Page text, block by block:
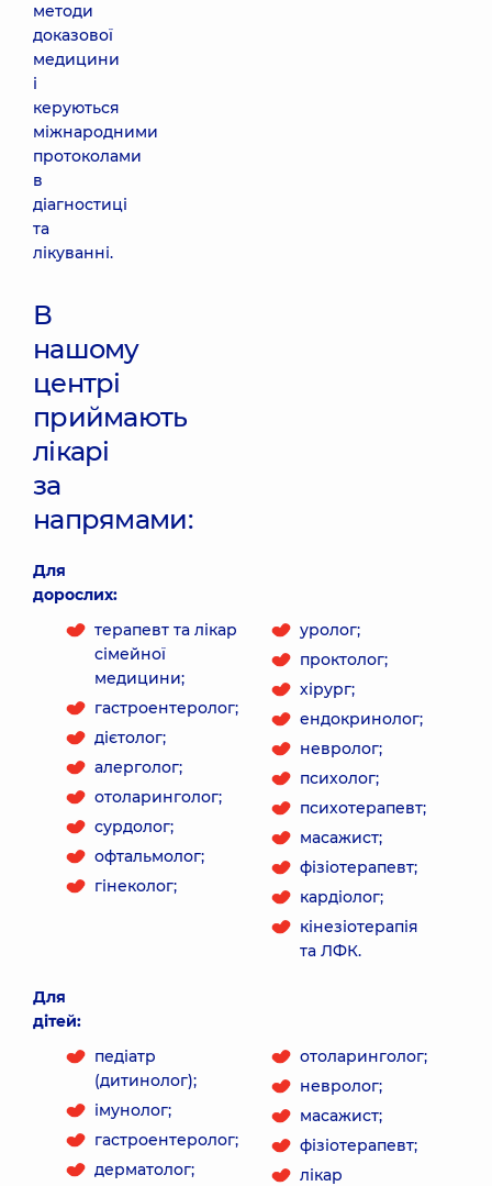
методи
доказової
медицини
і
керуються
міжнародними
протоколами
в
діагностиці
та
лікуванні.
В
нашому
центрі
приймають
лікарі
за
напрямами:
Для
дорослих:
терапевт та лікар
сімейної
медицини;
гастроентеролог;
дієтолог;
алерголог;
отоларинголог;
сурдолог;
офтальмолог;
гінеколог;
уролог;
проктолог;
хірург;
ендокринолог;
невролог;
психолог;
психотерапевт;
масажист;
фізіотерапевт;
кардіолог;
кінезіотерапія
та ЛФК.
Для
дітей:
педіатр
(дитинолог);
імунолог;
гастроентеролог;
дерматолог;
отоларинголог;
невролог;
масажист;
фізіотерапевт;
лікар